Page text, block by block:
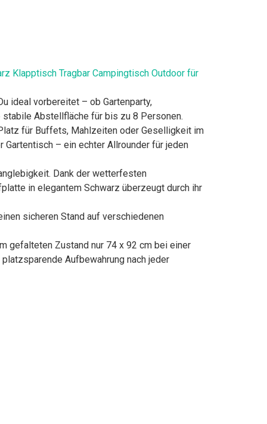
Klapptisch Tragbar Campingtisch Outdoor für
ideal vorbereitet – ob Gartenparty,
Abstellfläche für bis zu 8 Personen.
für Buffets, Mahlzeiten oder Geselligkeit im
– ein echter Allrounder für jeden
Dank der wetterfesten
in elegantem Schwarz überzeugt durch ihr
sicheren Stand auf verschiedenen
gefalteten Zustand nur 74 x 92 cm bei einer
Aufbewahrung nach jeder